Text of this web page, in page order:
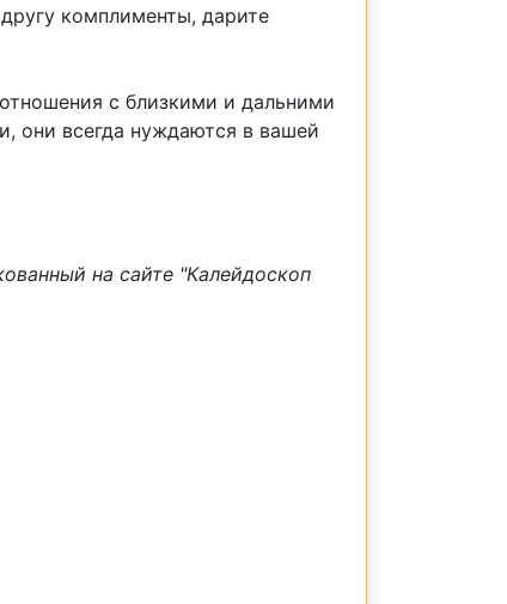
комплименты, дарите
с близкими и дальними
они всегда нуждаются в вашей
на сайте "Калейдоскоп